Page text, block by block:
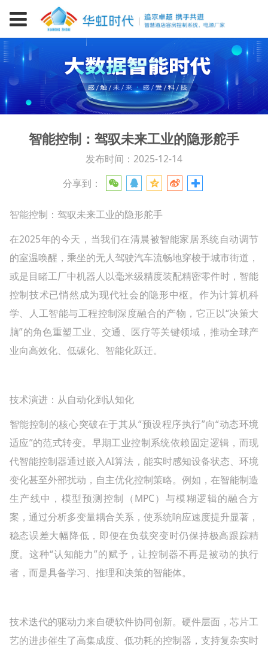
智能控制：驾驭未来工业的隐形舵手
发布时间：2025-12-14
分享到：
智能控制：驾驭未来工业的隐形舵手
在2025年的今天，当我们在清晨被智能家居系统自动调节
的室温唤醒，乘坐的无人驾驶汽车流畅地穿梭于城市街道，
或是目睹工厂中机器人以毫米级精度装配精密零件时，智能
控制技术已悄然成为现代社会的隐形中枢。作为计算机科
学、人工智能与工程控制深度融合的产物，它正以“决策大
脑”的角色重塑工业、交通、医疗等关键领域，推动全球产
业向高效化、低碳化、智能化跃迁。
技术演进：从自动化到认知化
智能控制的核心突破在于其从“预设程序执行”向“动态环境
适应”的范式转变。早期工业控制系统依赖固定逻辑，而现
代智能控制器通过嵌入AI算法，能实时感知设备状态、环境
变化甚至外部扰动，自主优化控制策略。例如，在智能制造
生产线中，模型预测控制（MPC）与模糊逻辑的融合方
案，通过分析多变量耦合关系，使系统响应速度提升显著，
稳态误差大幅降低，即便在负载突变时仍保持极高跟踪精
度。这种“认知能力”的赋予，让控制器不再是被动的执行
者，而是具备学习、推理和决策的智能体。
技术迭代的驱动力来自硬软件协同创新。硬件层面，芯片工
艺的进步催生了高集成度、低功耗的控制器，支持复杂实时